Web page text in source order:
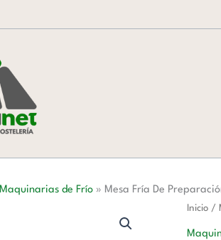
Maquinarias de Frío » Mesa Fría De
Inicio /
Mesa